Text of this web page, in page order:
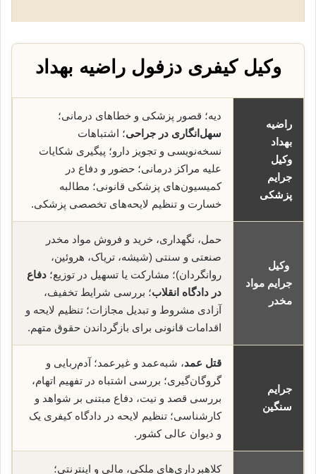
وکیل کیفری دزفول راضیه بهداد
راضیه
بهداد
وکیل
جرایم
پزشکی
دیه؛ قصور پزشکی و خطاهای درمانی؛
سهل‌انگاری در جراحی؛ اشتباهات
نسخه‌نویسی و تجویز دارو؛ پیگیری شکایات
علیه مراکز درمانی؛ حضور و دفاع در
کمیسیون‌های پزشکی قانونی؛ مطالبه
خسارت و تنظیم لایحه‌های تخصصی پزشکی.
وکیل
جرایم مواد
مخدر
حمل، نگهداری، خرید و فروش مواد مخدر
صنعتی و سنتی (شیشه، تریاک، هروئین،
روانگردان)؛ مشارکت یا تسهیل در توزیع؛ دفاع
در دادگاه انقلاب؛ بررسی شرایط تخفیف،
آزادی مشروط و تبدیل مجازات؛ تنظیم لایحه و
اقدامات قانونی برای بازگرداندن حقوق متهم.
جرایم
سنگین
قتل عمد، شبه‌عمد و غیرعمد؛ آدم‌ربایی و
گروگان‌گیری؛ بررسی اشتباه در تفهیم اتهام،
بررسی قصد و نیت، دفاع مبتنی بر شواهد و
کارشناسی؛ تنظیم لایحه در دادگاه کیفری یک
و دیوان عالی کشور.
کلاهبرداری‌های ملکی، مالی و اینترنتی؛